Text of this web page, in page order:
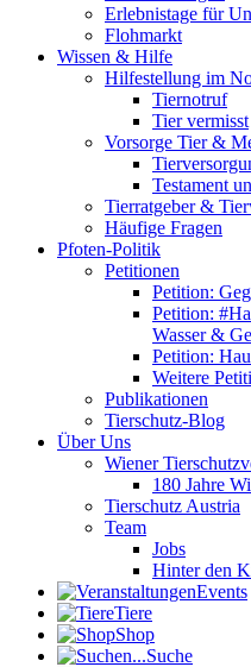
Erlebnistage für
Flohmarkt
Wissen & Hilfe
Hilfestellung im
Tiernotruf
Tier vermisst
Vorsorge Tier &
Testament
Tierratgeber &
Häufige Fragen
Pfoten-Politik
Petitionen
Petition:
Petition:
Wasser &
Petition:
Weitere
Publikationen
Tierschutz-Blog
Über Uns
Wiener
180 Jahre
Tierschutz Austria
Team
Jobs
Hinter den
Events
Tiere
Shop
Suche